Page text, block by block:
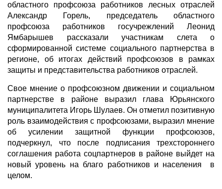
областного профсоюза работников лесных отраслей
Александр Горель, председатель областного
профсоюза работников госучрежлений Леонид
Ямбарышев рассказали участникам слета о
сформированной системе социального партнерства в
регионе, об итогах действий профсоюзов в рамках
защиты и представительства работников отраслей.
Свое мнение о профсоюзном движении и социальном
партнерстве в районе выразил глава Юрьянского
муниципалитета Игорь Шулаев. Он отметил позитивную
роль взаимодействия с профсоюзами, выразил мнение
об усилении защитной функции профсоюзов,
подчеркнул, что после подписания трехстороннего
соглашения работа соцпартнеров в районе выйдет на
новый уровень на благо работников и населения в
целом.